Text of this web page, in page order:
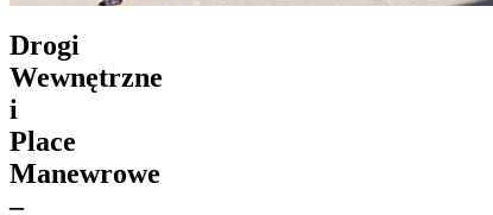
Drogi
Wewnętrzne
i
Place
Manewrowe
–